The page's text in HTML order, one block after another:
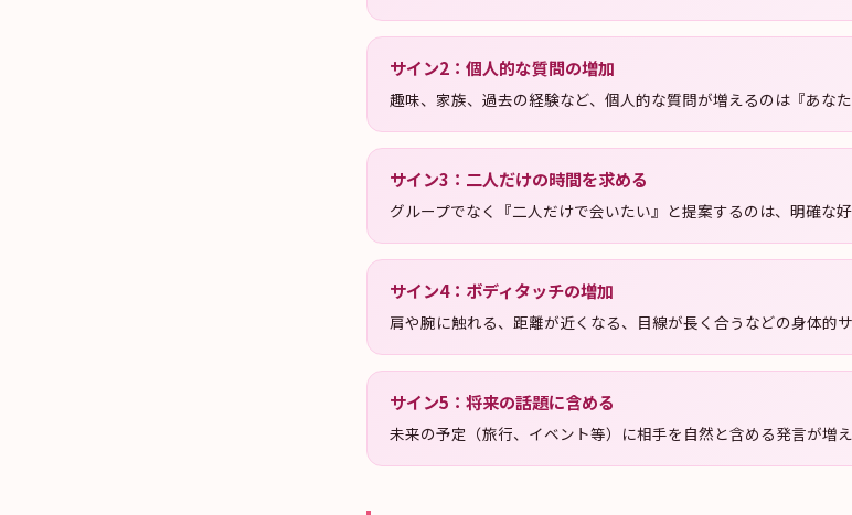
サイン2 ： 個人的な質問の増加
趣味、家族、過去の経験など、個人的な質問が増えるのは『あな
サイン3 ： 二人だけの時間を求める
グループでなく『二人だけで会いたい』と提案するのは、明確な好
サイン4： ボディタッチの増加
肩や腕に触れる、距離が近くなる、目線が長く合うなどの身体的サ
サイン5 ： 将来の話題に含める
未来の予定（旅行、イベント等）に相手を自然と含める発言が増え